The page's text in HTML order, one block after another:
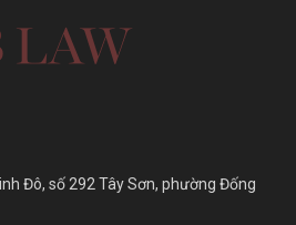
Đô, số 292 Tây Sơn, phường Đống